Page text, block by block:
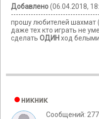
Добавлено(06.04.2018,
прошу любителей шахмат
даже тех кто играть не
сделать ОДИН ход
никник
Сообщений: